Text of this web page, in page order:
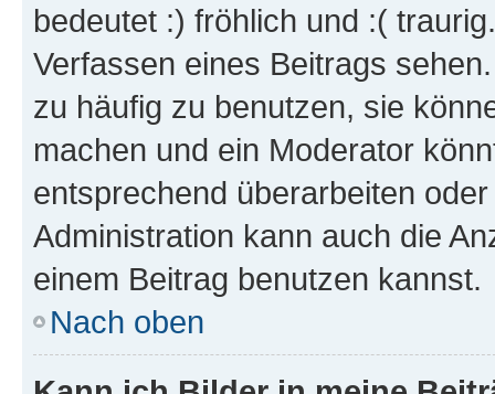
bedeutet :) fröhlich und :(
Verfassen eines Beitrags
zu häufig zu benutzen, sie
machen und ein Moderator
entsprechend überarbeiten
Administration kann auch die
einem Beitrag benutzen kannst.
Nach oben